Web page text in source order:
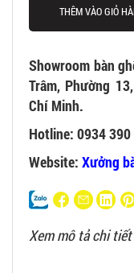
THÊM VÀO GIỎ
Showroom bàn
Trâm, Phường
Chí Minh.
Hotline: 0934 390
Website: Xưởng
Xem mô tả chi